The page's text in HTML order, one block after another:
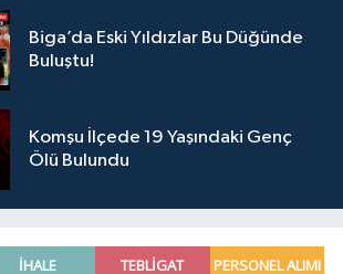
Biga’da Eski Yıldızlar Bu Düğünde
Buluştu!
Komşu İlçede 19 Yaşındaki Genç
Ölü Bulundu